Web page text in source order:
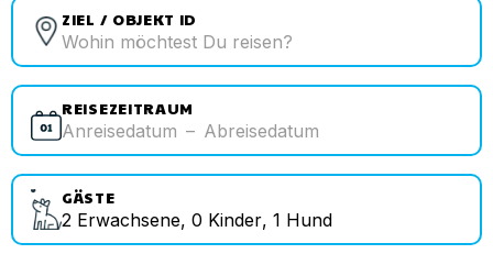
ZIEL / OBJEKT ID
REISEZEITRAUM
Anreisedatum – Abreisedatum
GÄSTE
2 Erwachsene, 0 Kinder, 1 Hund